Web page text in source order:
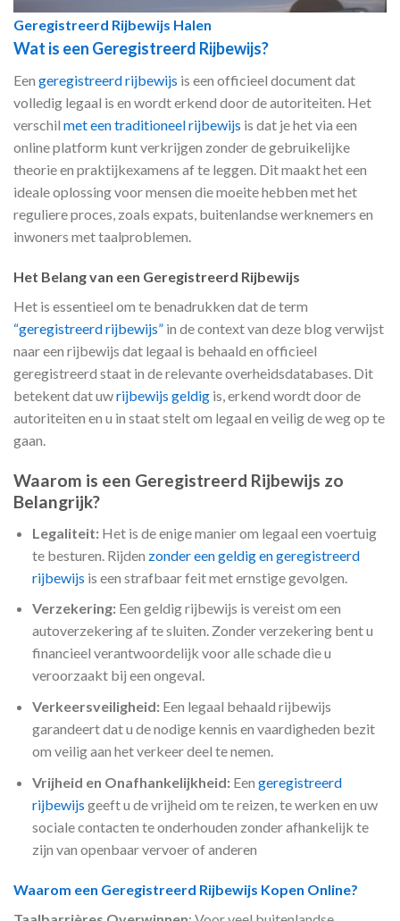
Geregistreerd Rijbewijs Halen
Wat is een Geregistreerd Rijbewijs?
Een geregistreerd rijbewijs is een officieel document dat
volledig legaal is en wordt erkend door de autoriteiten. Het
verschil met een traditioneel rijbewijs is dat je het via een
online platform kunt verkrijgen zonder de gebruikelijke
theorie en praktijkexamens af te leggen. Dit maakt het een
ideale oplossing voor mensen die moeite hebben met het
reguliere proces, zoals expats, buitenlandse werknemers en
inwoners met taalproblemen.
Het Belang van een Geregistreerd Rijbewijs
Het is essentieel om te benadrukken dat de term
“geregistreerd rijbewijs” in de context van deze blog verwijst
naar een rijbewijs dat legaal is behaald en officieel
geregistreerd staat in de relevante overheidsdatabases. Dit
betekent dat uwrijbewijs geldig is, erkend wordt door de
autoriteiten en u in staat stelt om legaal en veilig de weg op te
gaan.
Waarom is een Geregistreerd Rijbewijs zo
Belangrijk?
Legaliteit: Het is de enige manier om legaal een voertuig
te besturen. Rijden zonder een geldig en geregistreerd
rijbewijs is een strafbaar feit met ernstige gevolgen.
Verzekering:Een geldig rijbewijs is vereist om een
autoverzekering af te sluiten. Zonder verzekering bent u
financieel verantwoordelijk voor alle schade die u
veroorzaakt bij een ongeval.
Verkeersveiligheid:Een legaal behaald rijbewijs
garandeert dat u de nodige kennis en vaardigheden bezit
om veilig aan het verkeer deel te nemen.
Vrijheid en Onafhankelijkheid:Een geregistreerd
rijbewijs geeft u de vrijheid om te reizen, te werken en uw
sociale contacten te onderhouden zonder afhankelijk te
zijn van openbaar vervoer of anderen
Waarom een Geregistreerd Rijbewijs Kopen Online?